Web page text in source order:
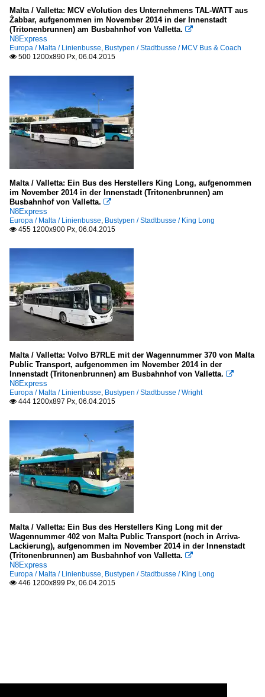
Malta / Valletta: MCV eVolution des Unternehmens TAL-WATT aus
Żabbar, aufgenommen im November 2014 in der Innenstadt
(Tritonenbrunnen) am Busbahnhof von Valletta. 
N8Express
Europa / Malta / Linienbusse, Bustypen / Stadtbusse / MCV Bus & Coach
 500 1200x890 Px, 06.04.2015
Malta / Valletta: Ein Bus des Herstellers King Long, aufgenommen
im November 2014 in der Innenstadt (Tritonenbrunnen) am
Busbahnhof von Valletta. 
N8Express
Europa / Malta / Linienbusse, Bustypen / Stadtbusse / King Long
 455 1200x900 Px, 06.04.2015
Malta / Valletta: Volvo B7RLE mit der Wagennummer 370 von Malta
Public Transport, aufgenommen im November 2014 in der
Innenstadt (Tritonenbrunnen) am Busbahnhof von Valletta. 
N8Express
Europa / Malta / Linienbusse, Bustypen / Stadtbusse / Wright
 444 1200x897 Px, 06.04.2015
Malta / Valletta: Ein Bus des Herstellers King Long mit der
Wagennummer 402 von Malta Public Transport (noch in Arriva-
Lackierung), aufgenommen im November 2014 in der Innenstadt
(Tritonenbrunnen) am Busbahnhof von Valletta. 
N8Express
Europa / Malta / Linienbusse, Bustypen / Stadtbusse / King Long
 446 1200x899 Px, 06.04.2015